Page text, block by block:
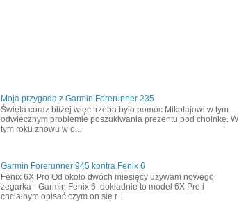
Moja przygoda z Garmin Forerunner 235
Święta coraz bliżej więc trzeba było pomóc Mikołajowi w tym
odwiecznym problemie poszukiwania prezentu pod choinkę. W
tym roku znowu w o...
Garmin Forerunner 945 kontra Fenix 6
Fenix 6X Pro Od około dwóch miesięcy używam nowego
zegarka - Garmin Fenix 6, dokładnie to model 6X Pro i
chciałbym opisać czym on się r...